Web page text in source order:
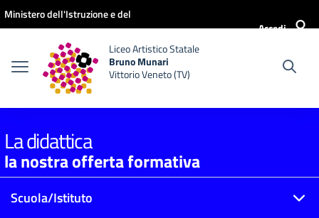
Vai ai contenuti
Vai al menu di navigazione
Vai al footer
Ministero dell'Istruzione e del
Accedi
Liceo Artistico Statale
Bruno Munari
Vittorio Veneto (TV)
La didattica
la nostra offerta formativa
Scuola/Istituto